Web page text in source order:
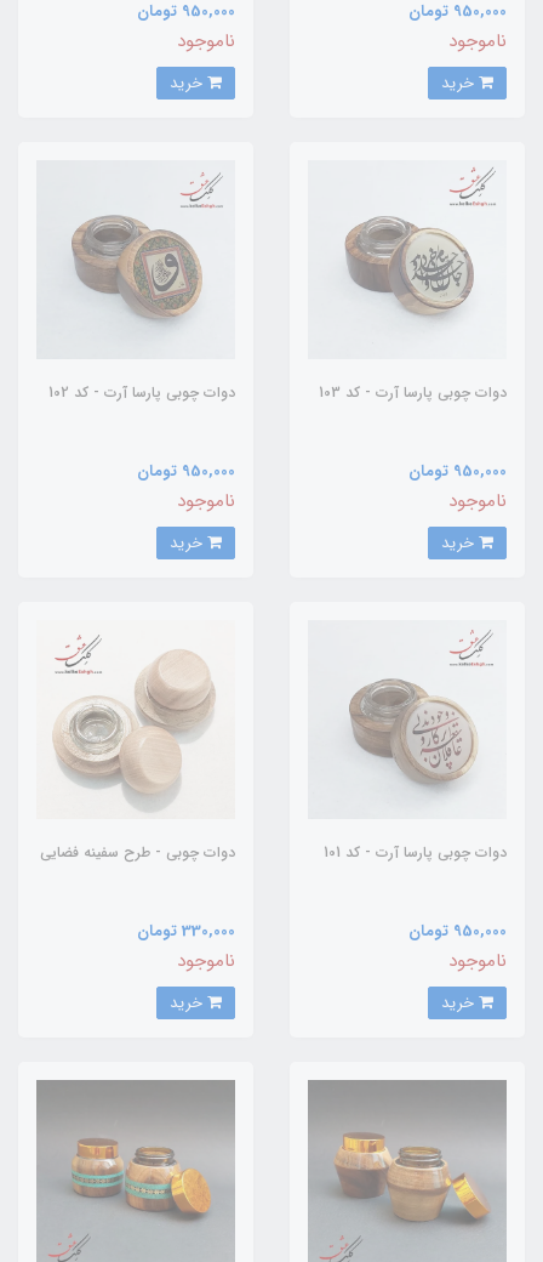
950,000 تومان
ناموجود
950,000 تومان
ناموجود
دوات چوبی پارسا آرت - کد 103
950,000 تومان
ناموجود
دوات چوبی پارسا آرت - کد 102
950,000 تومان
ناموجود
دوات چوبی پارسا آرت - کد 101
950,000 تومان
ناموجود
دوات چوبی - طرح سفینه فضایی
330,000 تومان
ناموجود